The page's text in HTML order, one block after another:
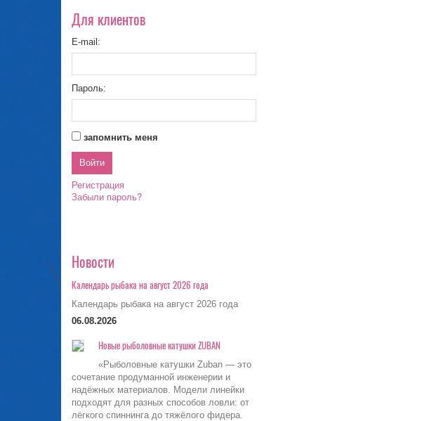
Для клиентов
E-mail:
Пароль:
запомнить меня
Регистрация
Забыли пароль?
Новости
Календарь рыбака на август 2026 года
Календарь рыбака на август 2026 года
06.08.2026
Новые рыболовные катушки ZUBAN
«Рыболовные катушки Zuban — это
сочетание продуманной инженерии и
надёжных материалов. Модели линейки
подходят для разных способов ловли: от
лёгкого спиннинга до тяжёлого фидера.